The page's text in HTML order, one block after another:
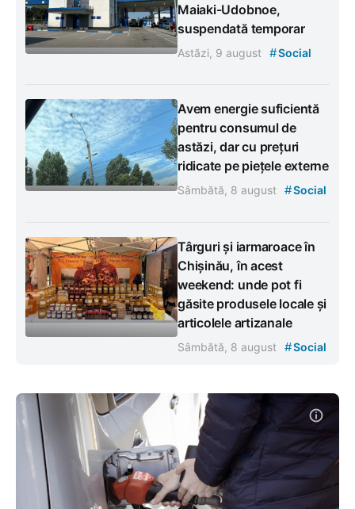
Maiaki-Udobnoe,
suspendată temporar
Astăzi, 9 august #Social
Avem energie suficientă
pentru consumul de
astăzi, dar cu prețuri
ridicate pe piețele externe
Sâmbătă, 8 august #Social
Târguri și iarmaroace în
Chișinău, în acest
weekend: unde pot fi
găsite produsele locale și
articolele artizanale
Sâmbătă, 8 august #Social